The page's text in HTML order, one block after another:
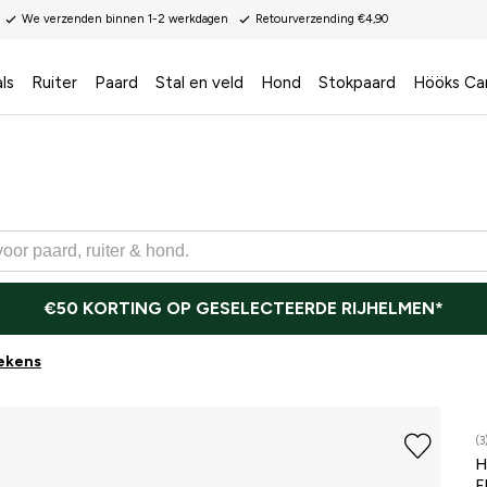
We verzenden binnen 1-2 werkdagen Retourverzending €4,90
Ruiter Paard Stal en veld Hond Stokpaard Hööks
€50 KORTING OP GESELECTEERDE RIJHELMEN*